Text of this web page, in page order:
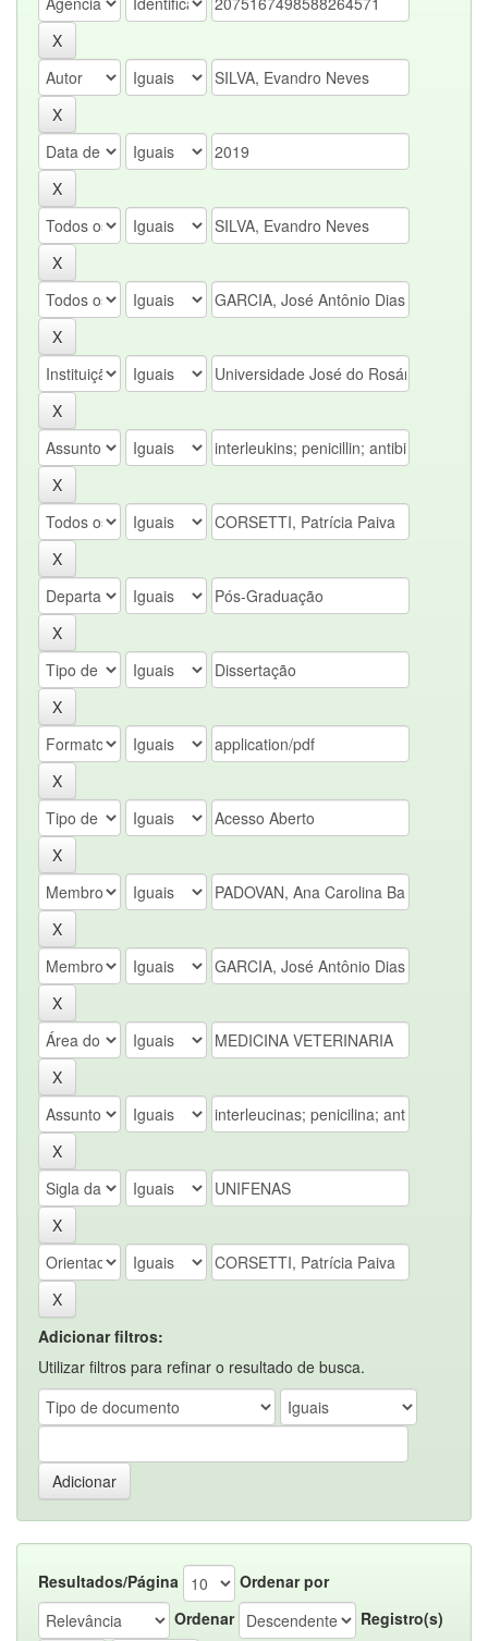
Adicionar filtros:
Utilizar filtros para refinar o resultado de busca.
Resultados/Página
Ordenar por
Ordenar
Registro(s)